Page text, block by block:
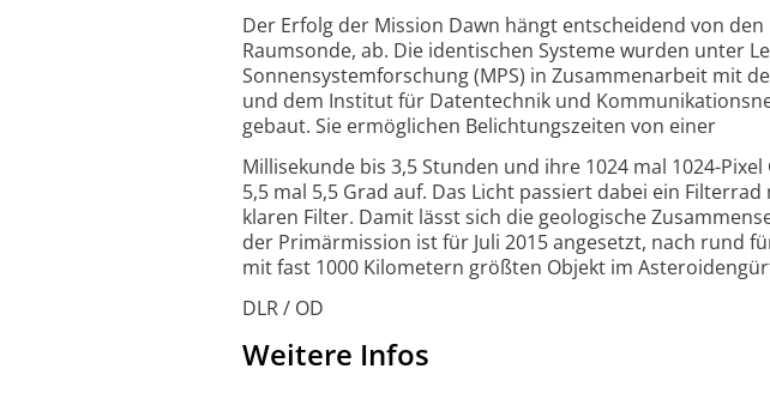
Der Erfolg der Mission Dawn hängt entscheidend von den
Raumsonde, ab. Die identischen Systeme wurden unter
Sonnensystemforschung (MPS) in Zusammenarbeit mit
und dem Institut für Datentechnik und
gebaut. Sie ermöglichen Belichtungszeiten von einer
Millisekunde bis 3,5 Stunden und ihre 1024 mal 1024-
5,5 mal 5,5 Grad auf. Das Licht passiert dabei ein
klaren Filter. Damit lässt sich die geologische
der Primärmission ist für Juli 2015 angesetzt, nach rund
mit fast 1000 Kilometern größten Objekt im
DLR / OD
Weitere Infos